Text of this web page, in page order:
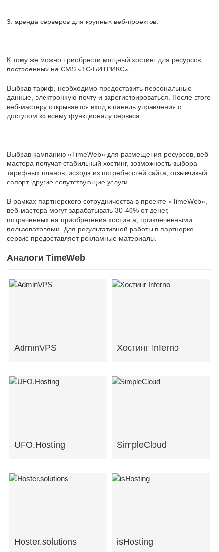
3. аренда серверов для крупных веб-проектов.
К тому же можно приобрести мощный хостинг для ресурсов,
построенных на CMS «1С-БИТРИКС»
Выбрав тариф, необходимо предоставить персональные
данные, электронную почту и зарегистрироваться. После этого
веб-мастеру открывается вход в панель управления с
доступом ко всему функционалу сервиса.
Выбрав кампанию «TimeWeb» для размещения ресурсов, веб-
мастера получат стабильный хостинг, возможность выбора
тарифных планов, исходя из потребностей сайта, отзывчивый
сапорт, другие сопутствующие услуги.
В рамках партнерского сотрудничества в проекте «TimeWeb»,
веб-мастера могут зарабатывать 30-40% от денег,
потраченных на приобретения хостинга, привлеченными
пользователями. Для результативной работы в партнерке
сервис предоставляет рекламные материалы.
Аналоги TimeWeb
AdminVPS Хостинг Inferno
UFO.Hosting SimpleCloud
Hoster.solutions isHosting